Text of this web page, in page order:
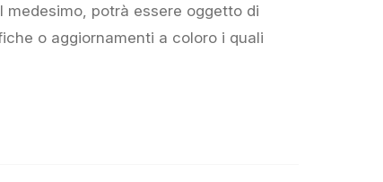
potrà essere oggetto di
o aggiornamenti a coloro i quali